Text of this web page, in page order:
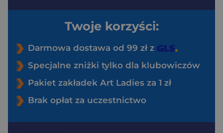
Twoje korzyści:
Darmowa dostawa od 99 zł z
Specjalne zniżki tylko dla klubowiczów
Pakiet zakładek Art Ladies za 1 zł
Brak opłat za uczestnictwo